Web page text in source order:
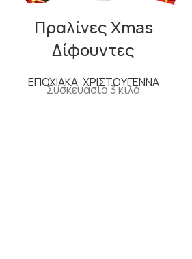
Πραλίνες Xmas
Δίφουντες
ΕΠΟΧΙΑΚΑ, ΧΡΙΣΤΟΥΓΕΝΝΑ
Συσκευασία 3 κιλά